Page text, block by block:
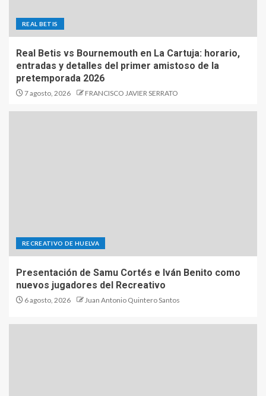
REAL BETIS
Real Betis vs Bournemouth en La Cartuja: horario,
entradas y detalles del primer amistoso de la
pretemporada 2026
7 agosto, 2026 FRANCISCO JAVIER SERRATO
RECREATIVO DE HUELVA
Presentación de Samu Cortés e Iván Benito como
nuevos jugadores del Recreativo
6 agosto, 2026 Juan Antonio Quintero Santos